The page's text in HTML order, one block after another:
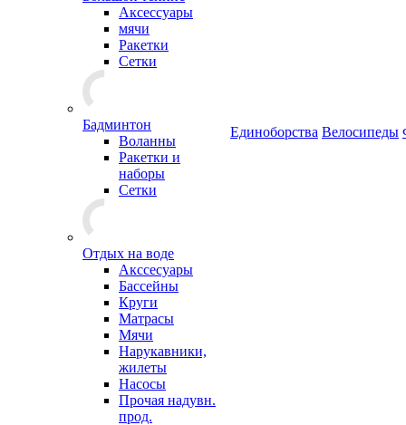
Аксессуары
мячи
Ракетки
Сетки
Бадминтон
Воланны
Ракетки и
наборы
Сетки
Отдых на воде
Акссесуары
Бассейны
Круги
Матрасы
Мячи
Нарукавники,
жилеты
Насосы
Прочая надувн.
прод.
Единоборства Велосипеды